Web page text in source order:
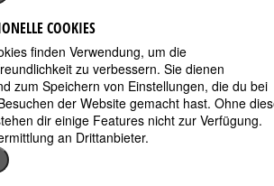
Politikerin und
Reichsfrauenführerin
am 24. März 2019
•Zitate•Weblinks•Literatur &
•Bildquellen
COOKIES
finden Verwendung, um die
zu verbessern. Sie dienen
zum Speichern von Einstellungen, die du bei
der Website gemacht hast. Ohne
dir einige Features nicht zur Verfügung.
an Drittanbieter.